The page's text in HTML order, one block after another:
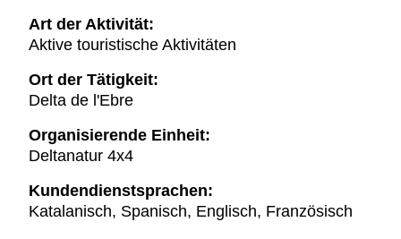
Art der Aktivität:
Aktive touristische Aktivitäten
Ort der Tätigkeit:
Delta de l'Ebre
Organisierende Einheit:
Deltanatur 4x4
Kundendienstsprachen:
Katalanisch, Spanisch, Englisch, Französisch